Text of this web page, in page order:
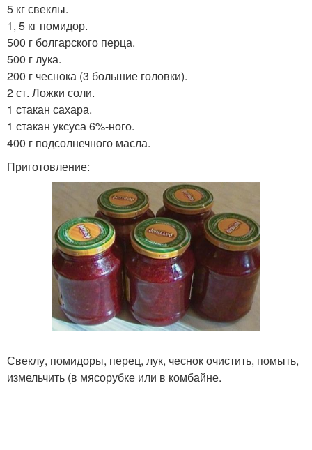
5 кг свеклы.
1, 5 кг помидор.
500 г болгарского перца.
500 г лука.
200 г чеснока (3 большие головки).
2 ст. Ложки соли.
1 стакан сахара.
1 стакан уксуса 6%-ного.
400 г подсолнечного масла.
Приготовление:
Свеклу, помидоры, перец, лук, чеснок очистить, помыть,
измельчить (в мясорубке или в комбайне.